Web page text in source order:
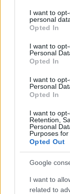
not limited to
grant or deny
use your data
consent section.
I want to
personal
Opted In
I want to
Personal
Opted In
I want to
Personal
Opted In
I want to
Retention,
Personal
Purposes for
Opted Out
Google
I want to
related to
résztvevők
mutat, hogy a
értelembe